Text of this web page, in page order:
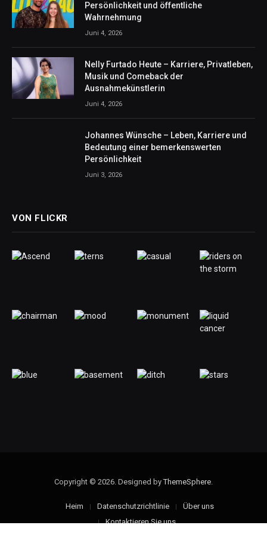
Persönlichkeit und öffentliche
Wahrnehmung
Juni 4, 2026
Nelly Furtado Heute – Karriere, Privatleben,
Musik und Comeback der
Ausnahmekünstlerin
Juni 4, 2026
Johannes Wünsche – Leben, Karriere und
Bedeutung einer bemerkenswerten
Persönlichkeit
Juni 3, 2026
VON FLICKR
Copyright © 2026. Designed byThemeSphere.
Heim Datenschutzrichtlinie
Über uns
Kontaktieren Sie uns